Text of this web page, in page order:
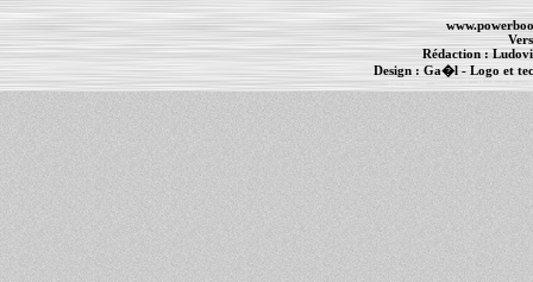
Rédaction :
Design : Ga�l- Logo et